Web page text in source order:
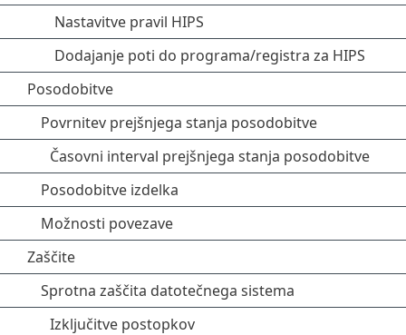
Nastavitve pravil HIPS
Dodajanje poti do programa/registra za HIPS
Posodobitve
Povrnitev prejšnjega stanja posodobitve
Časovni interval prejšnjega stanja posodobitve
Posodobitve izdelka
Možnosti povezave
Zaščite
Sprotna zaščita datotečnega sistema
Izključitve postopkov